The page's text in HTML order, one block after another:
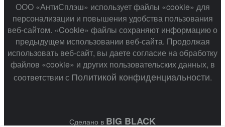
ООО «АнтиСплэш» использует файлы «cookie» для
персонализации и повышения удобства пользования
веб-сайтом. «Cookie» файлы сохраняют информацию о
предыдущем использовании веб-сайта. Продолжая
использовать веб-сайт, вы даете согласие на обработку
файлов «cookie» и других пользовательских данных, в
соответствии с Политикой конфиденциальности.
Сделано в BIG BLACK